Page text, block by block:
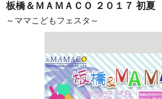
板橋＆ＭＡＭＡＣＯ ２０１７ 初夏
～ママこどもフェスタ～